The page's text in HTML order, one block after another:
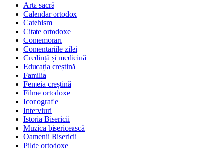
Arta sacră
Calendar ortodox
Catehism
Citate ortodoxe
Comemorări
Comentariile zilei
Credință și medicină
Educația creștină
Familia
Femeia creștină
Filme ortodoxe
Iconografie
Interviuri
Istoria Bisericii
Muzica bisericească
Oamenii Bisericii
Pilde ortodoxe